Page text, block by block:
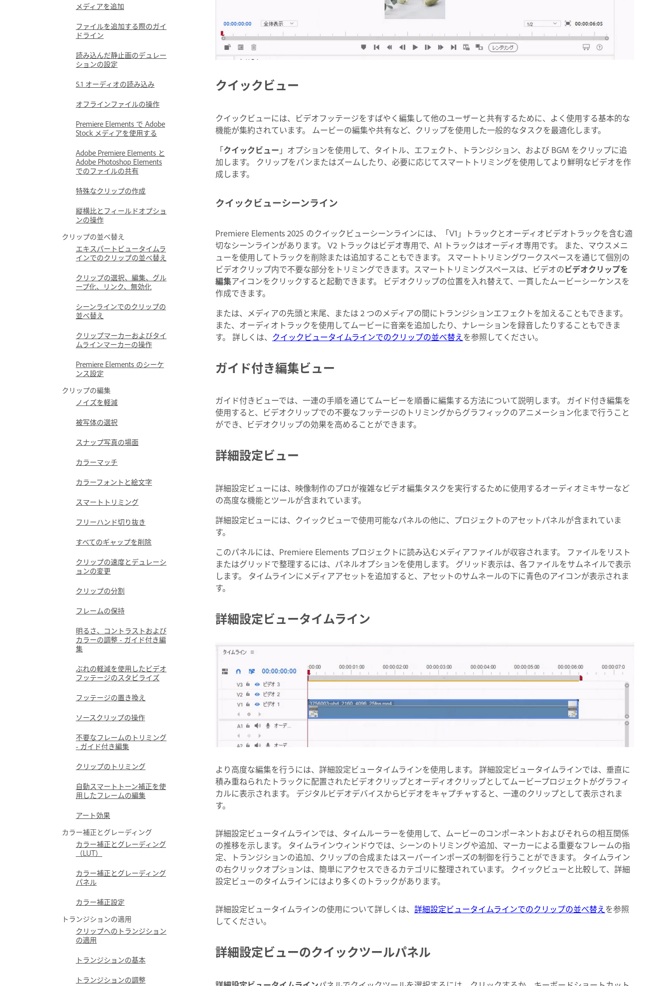
メディアを追加
ファイルを追加する際のガイ
ドライン
読み込んだ静止画のデュレー
ションの設定
5.1 オーディオの読み込み
オフラインファイルの操作
Premiere Elements で Adobe
Stock メディアを使用する
Adobe Premiere Elements と
Adobe Photoshop Elements
でのファイルの共有
特殊なクリップの作成
縦横比とフィールドオプショ
ンの操作
クリップの並べ替え
エキスパートビュータイムラ
インでのクリップの並べ替え
クリップの選択、編集、グル
ープ化、リンク、無効化
シーンラインでのクリップの
並べ替え
クリップマーカーおよびタイ
ムラインマーカーの操作
Premiere Elements のシーケ
ンス設定
クリップの編集
ノイズを軽減
被写体の選択
スナップ写真の場面
カラーマッチ
カラーフォントと絵文字
スマートトリミング
フリーハンド切り抜き
すべてのギャップを削除
クリップの速度とデュレーシ
ョンの変更
クリップの分割
フレームの保持
明るさ、コントラストおよび
カラーの調整 - ガイド付き編
集
ぶれの軽減を使用したビデオ
フッテージのスタビライズ
フッテージの置き換え
ソースクリップの操作
不要なフレームのトリミング
- ガイド付き編集
クリップのトリミング
自動スマートトーン補正を使
用したフレームの編集
アート効果
カラー補正とグレーディング
カラー補正とグレーディング
（LUT）
カラー補正とグレーディング
パネル
カラー補正設定
トランジションの適用
クリップへのトランジション
の適用
トランジションの基本
トランジションの調整
クイックビュー
クイックビューには、ビデオフッテージをすばやく編集して他のユーザーと共有するために、よく使用する基本的な
機能が集約されています。 ムービーの編集や共有など、クリップを使用した一般的なタスクを最適化します。
「クイックビュー 」オプションを使用して、タイトル、エフェクト、トランジション、および BGM をクリップに追
加します。 クリップをパンまたはズームしたり、必要に応じてスマートトリミングを使用してより鮮明なビデオを作
成します。
クイックビューシーンライン
Premiere Elements 2025 のクイックビューシーンラインには、「V1」トラックとオーディオビデオトラックを含む適
切なシーンラインがあります。 V2 トラックはビデオ専用で、A1 トラックはオーディオ専用です。 また、マウスメニ
ューを使用してトラックを削除または追加することもできます。 スマートトリミングワークスペースを通じて個別の
ビデオクリップ内で不要な部分をトリミングできます。スマートトリミングスペースは、ビデオのビデオクリップを
編集アイコンをクリックすると起動できます。 ビデオクリップの位置を入れ替えて、一貫したムービーシーケンスを
作成できます。
または、メディアの先頭と末尾、または 2 つのメディアの間にトランジションエフェクトを加えることもできます。
また、オーディオトラックを使用してムービーに音楽を追加したり、ナレーションを録音したりすることもできま
す。 詳しくは、 クイックビュータイムラインでのクリップの並べ替え を参照してください。
ガイド付き編集ビュー
ガイド付きビューでは、一連の手順を通じてムービーを順番に編集する方法について説明します。 ガイド付き編集を
使用すると、ビデオクリップでの不要なフッテージのトリミングからグラフィックのアニメーション化まで行うこと
ができ、ビデオクリップの効果を高めることができます。
詳細設定ビュー
詳細設定ビューには、映像制作のプロが複雑なビデオ編集タスクを実行するために使用するオーディオミキサーなど
の高度な機能とツールが含まれています。
詳細設定ビューには、クイックビューで使用可能なパネルの他に、プロジェクトのアセットパネルが含まれていま
す。
このパネルには、Premiere Elements プロジェクトに読み込むメディアファイルが収容されます。 ファイルをリスト
またはグリッドで整理するには、パネルオプションを使用します。 グリッド表示は、各ファイルをサムネイルで表示
します。 タイムラインにメディアアセットを追加すると、アセットのサムネールの下に青色のアイコンが表示されま
す。
詳細設定ビュータイムライン
より高度な編集を行うには、詳細設定ビュータイムラインを使用します。 詳細設定ビュータイムラインでは、垂直に
積み重ねられたトラックに配置されたビデオクリップとオーディオクリップとしてムービープロジェクトがグラフィ
カルに表示されます。 デジタルビデオデバイスからビデオをキャプチャすると、一連のクリップとして表示されま
す。
詳細設定ビュータイムラインでは、タイムルーラーを使用して、ムービーのコンポーネントおよびそれらの相互関係
の推移を示します。 タイムラインウィンドウでは、シーンのトリミングや追加、マーカーによる重要なフレームの指
定、トランジションの追加、クリップの合成またはスーパーインポーズの制御を行うことができます。 タイムライン
の右クリックオプションは、簡単にアクセスできるカテゴリに整理されています。 クイックビューと比較して、詳細
設定ビューのタイムラインにはより多くのトラックがあります。
詳細設定ビュータイムラインの使用について詳しくは、 詳細設定ビュータイムラインでのクリップの並べ替えを参照
してください。
詳細設定ビューのクイックツールパネル